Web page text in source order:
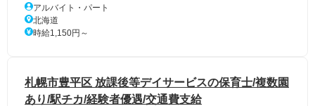
アルバイト・パート
北海道
時給1,150円～
札幌市豊平区 放課後等デイサービスの保育士/複数園
あり/駅チカ/経験者優遇/交通費支給